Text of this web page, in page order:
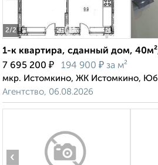
2/2
1-к квартира, сданный дом,
7 695 200 ₽ 194 900 ₽ за м²
мкр. Истомкино, ЖК Истомкино,
Агентство, 06.08.2026
‹